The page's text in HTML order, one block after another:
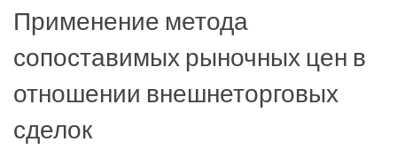
Применение метода
сопоставимых рыночных цен в
отношении внешнеторговых
сделок